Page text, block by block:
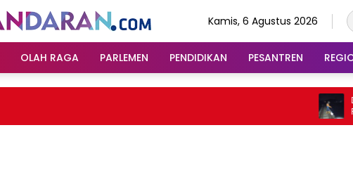
Kamis, 6 Agustus 2026
OLAH RAGA PARLEMEN PENDIDIKAN PESANTREN